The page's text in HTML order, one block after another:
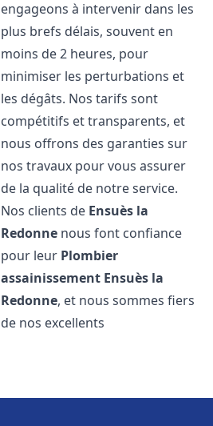
engageons à intervenir dans les
plus brefs délais, souvent en
moins de 2 heures, pour
minimiser les perturbations et
les dégâts. Nos tarifs sont
compétitifs et transparents, et
nous offrons des garanties sur
nos travaux pour vous assurer
de la qualité de notre service.
Nos clients de Ensuès la
Redonne nous font confiance
pour leur Plombier
assainissement Ensuès la
Redonne, et nous sommes fiers
de nos excellents